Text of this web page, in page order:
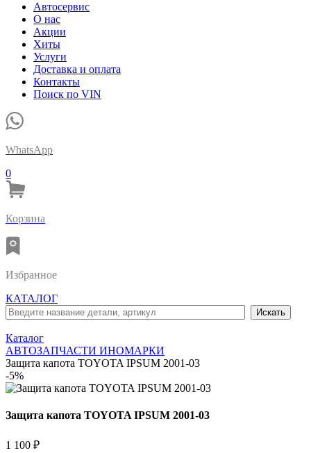
Автосервис
О нас
Акции
Хиты
Услуги
Доставка и оплата
Контакты
Поиск по VIN
WhatsApp
0
Корзина
Избранное
КАТАЛОГ
Каталог
АВТОЗАПЧАСТИ ИНОМАРКИ
Защита капота TOYOTA IPSUM 2001-03
-5%
Защита капота TOYOTA IPSUM 2001-03
1 100 ₽